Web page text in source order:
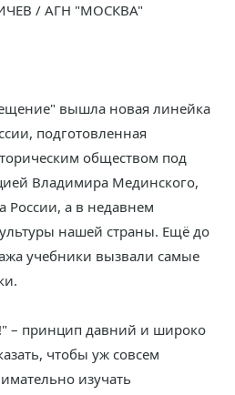
/ АГН "МОСКВА"
вышла новая линейка
подготовленная
обществом под
Владимира Мединского,
России, а в недавнем
нашей страны. Ещё до
учебники вызвали самые
– принцип давний и широко
чтобы уж совсем
изучать